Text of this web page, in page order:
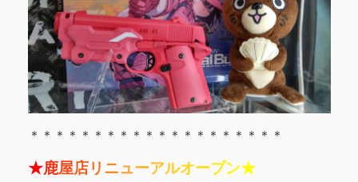
＊＊＊＊＊＊＊＊＊＊＊＊＊＊＊＊＊＊＊＊
★鹿屋店リ ニューアルオープン★